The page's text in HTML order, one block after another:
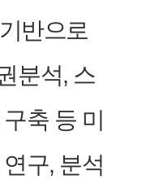
반으로
분석, 스
축 등 미
구, 분석